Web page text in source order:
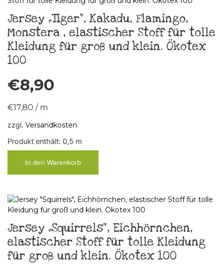
Jersey „Tiger“, Kakadu, Flamingo,
Monstera , elastischer Stoff für tolle
Kleidung für groß und klein. Ökotex
100
€8,90
€17,80 / m
zzgl. Versandkosten
Produkt enthält: 0,5 m
In den Warenkorb
Jersey „Squirrels“, Eichhörnchen,
elastischer Stoff für tolle Kleidung
für groß und klein. Ökotex 100